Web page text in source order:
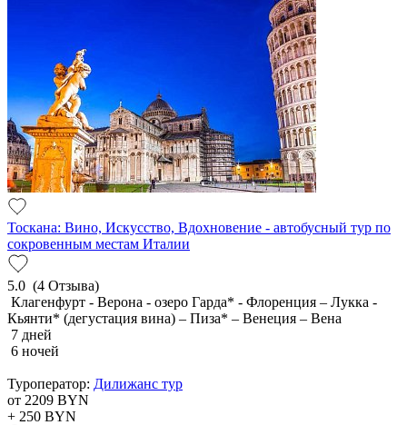
Тоскана: Вино, Искусство, Вдохновение - автобусный тур по
сокровенным местам Италии
5.0 (4 Отзыва)
Клагенфурт - Верона - озеро Гарда* - Флоренция – Лукка -
Кьянти* (дегустация вина) – Пиза* – Венеция – Вена
7 дней
6 ночей
Туроператор: Дилижанс тур
от 2209 BYN
+ 250 BYN